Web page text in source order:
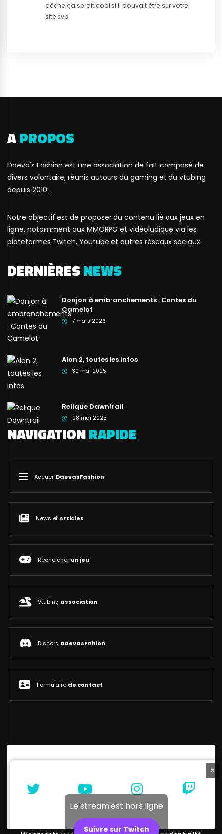
pêche ça serait cool si il pouvait être sur votre
site svp
APROPOS
Daeva's Fashion est une association de fait composé de
divers volontaire, réunis autours du gaming et du vtubing
depuis 2010.
Notre objectif est de proposer du contenu lié aux jeux en
ligne, notamment aux MMORPG et vidéoludique via les
plateformes Twitch, Youtube et autres réseaux sociaux.
DERNIÈRESNEWS
Donjon à embranchements : Contes du
Camelot
7 mars 2026
Aion 2, toutes les infos
30 mai 2025
Relique Dawntrail
28 mai 2025
NAVIGATIONRAPIDE
Accueil DaevasFashion
News etArticles
Rechercher un jeu
Vtubing association
Discord DaevasFahion
Formulaire de contact
×
Le stream est hors ligne
Suivre sur Twitch